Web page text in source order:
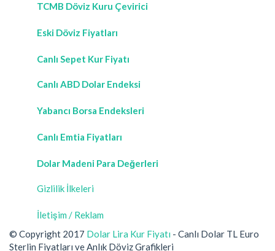
TCMB Döviz Kuru Çevirici
Eski Döviz Fiyatları
Canlı Sepet Kur Fiyatı
Canlı ABD Dolar Endeksi
Yabancı Borsa Endeksleri
Canlı Emtia Fiyatları
Dolar Madeni Para Değerleri
Gizlilik İlkeleri
İletişim / Reklam
© Copyright 2017 Dolar Lira Kur Fiyatı - Canlı Dolar TL Euro
Sterlin Fiyatları ve Anlık Döviz Grafikleri